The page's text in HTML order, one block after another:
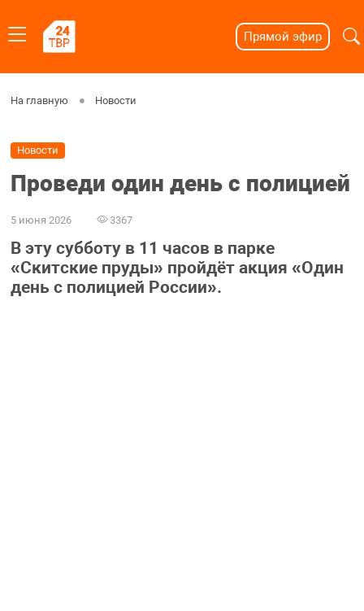
Прямой эфир
На главную Новости
Новости
Проведи один день с полицией
5 июня 2026 3367
В эту субботу в 11 часов в парке
«Скитские пруды» пройдёт акция «Один
день с полицией России».